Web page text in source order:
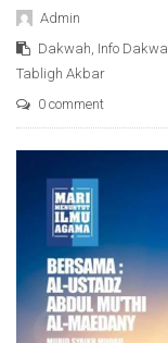
Admin
Dakwah Info
Tabligh Akbar
0 comment